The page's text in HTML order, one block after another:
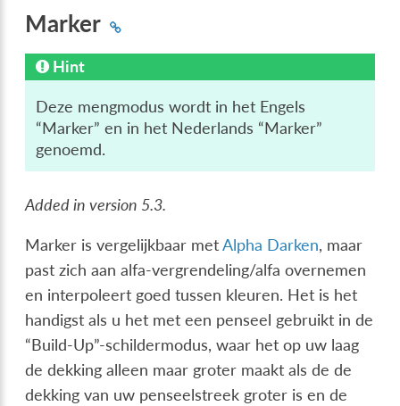
Marker
Hint
Deze mengmodus wordt in het Engels
“Marker” en in het Nederlands “Marker”
genoemd.
Added in version 5.3.
Marker is vergelijkbaar metAlpha Darken, maar
past zich aan alfa-vergrendeling/alfa overnemen
en interpoleert goed tussen kleuren. Het is het
handigst als u het met een penseel gebruikt in de
“Build-Up”-schildermodus, waar het op uw laag
de dekking alleen maar groter maakt als de de
dekking van uw penseelstreek groter is en de